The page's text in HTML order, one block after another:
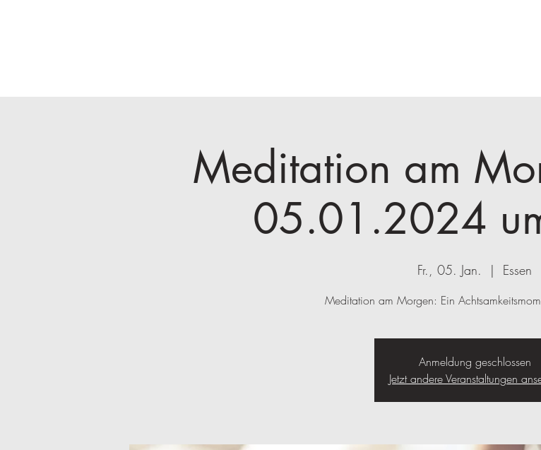
Meditation am
05.01.2024
Fr., 05. Jan.
  |
Essen
Meditation am Morgen: Ein
Anmeldung geschlossen
Jetzt andere Veranstaltungen